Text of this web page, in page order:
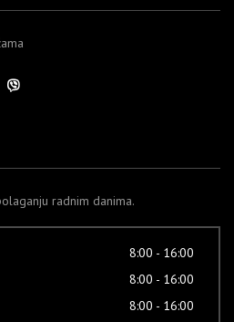
radnim danima.
8:00 - 16:00
8:00 - 16:00
8:00 - 16:00